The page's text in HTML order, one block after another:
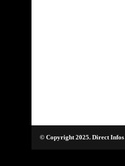
© Copyright 2025. Direct Infos